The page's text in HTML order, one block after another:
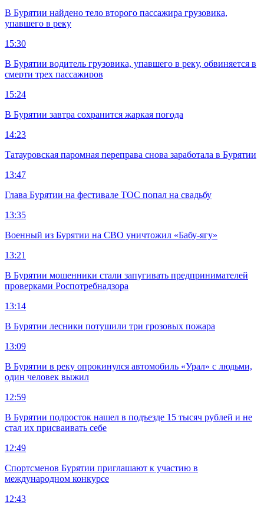
В Бурятии найдено тело второго пассажира грузовика,
упавшего в реку
15:30
В Бурятии водитель грузовика, упавшего в реку, обвиняется в
смерти трех пассажиров
15:24
В Бурятии завтра сохранится жаркая погода
14:23
Татауровская паромная переправа снова заработала в Бурятии
13:47
Глава Бурятии на фестивале ТОС попал на свадьбу
13:35
Военный из Бурятии на СВО уничтожил «Бабу-ягу»
13:21
В Бурятии мошенники стали запугивать предпринимателей
проверками Роспотребнадзора
13:14
В Бурятии лесники потушили три грозовых пожара
13:09
В Бурятии в реку опрокинулся автомобиль «Урал» с людьми,
один человек выжил
12:59
В Бурятии подросток нашел в подъезде 15 тысяч рублей и не
стал их присваивать себе
12:49
Спортсменов Бурятии приглашают к участию в
международном конкурсе
12:43